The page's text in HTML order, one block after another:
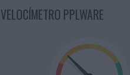
VELOCÍMETRO PPLWARE